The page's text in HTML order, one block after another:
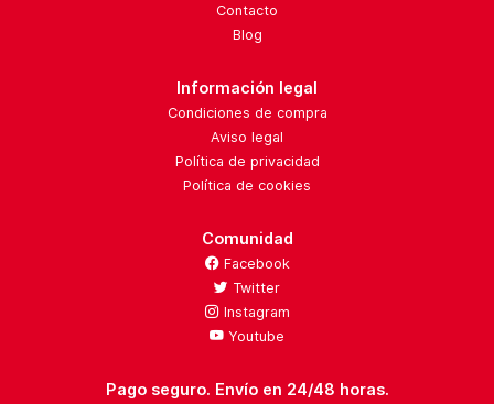
Contacto
Blog
Información legal
Condiciones de compra
Aviso legal
Política de privacidad
Política de cookies
Comunidad
Facebook
Twitter
Instagram
Youtube
Pago seguro. Envío en 24/48 horas.